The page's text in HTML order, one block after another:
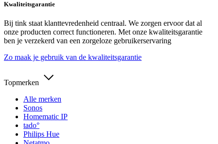
Kwaliteitsgarantie
Bij tink staat klanttevredenheid centraal. We zorgen ervoor dat al
onze producten correct functioneren. Met onze kwaliteitsgarantie
ben je verzekerd van een zorgeloze gebruikerservaring
Zo maak je gebruik van de kwaliteitsgarantie
Topmerken
Alle merken
Sonos
Homematic IP
tado°
Philips Hue